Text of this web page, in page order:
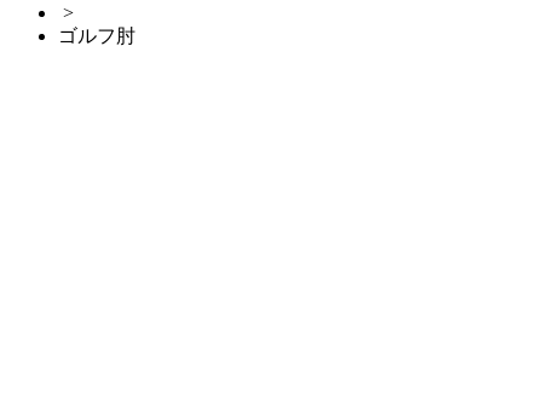
>
ゴルフ肘